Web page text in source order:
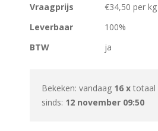
Vraagprijs
€34,50 per kg
Leverbaar
100%
BTW
ja
Bekeken: vandaag 16 x totaal
sinds: 12 november 09:50